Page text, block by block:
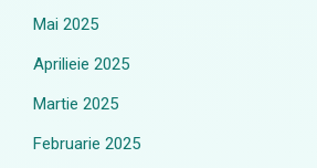
Mai 2025
Aprilieie 2025
Martie 2025
Februarie 2025